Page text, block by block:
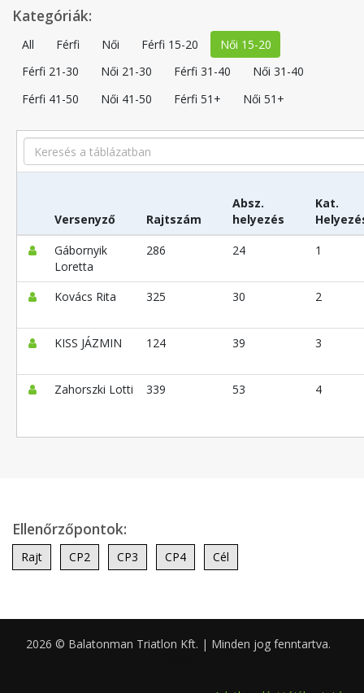
Kategóriák:
All Férfi Női Férfi 15-20
Női 15-20
Férfi 21-30
Női 21-30 Férfi 31-40
Női 31-40
Férfi 41-50
Női 41-50 Férfi 51+ Női 51+
Search
Versenyző Rajtszám
Absz.
helyezés
Kat.
Gábornyik
Loretta
286 24 1
Kovács Rita 325 30 2
KISS JÁZMIN 124 39 3
Zahorszki Lotti 339 53 4
Ellenőrzőpontok:
Rajt CP2 CP3 CP4 Cél
2026 © Balatonman Triatlon Kft. | Minden jog fenntartva.